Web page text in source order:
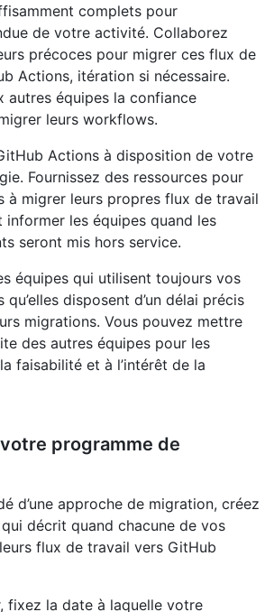
complets pour
de votre activité. Collaborez
précoces pour migrer ces flux de
Actions, itération si nécessaire.
autres équipes la confiance
leurs workflows.
Actions à disposition de votre
Fournissez des ressources pour
à migrer leurs propres flux de travail
informer les équipes quand les
seront mis hors service.
équipes qui utilisent toujours vos
qu’elles disposent d’un délai précis
migrations. Vous pouvez mettre
des autres équipes pour les
faisabilité et à l’intérêt de la
programme de
d’une approche de migration, créez
décrit quand chacune de vos
flux de travail vers GitHub
fixez la date à laquelle votre